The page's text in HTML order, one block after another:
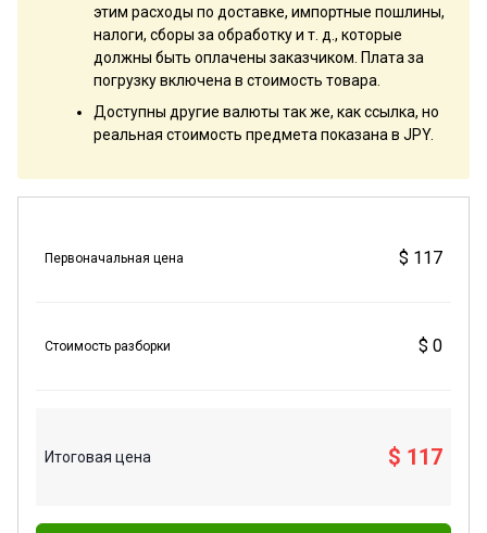
этим расходы по доставке, импортные пошлины,
налоги, сборы за обработку и т. д., которые
должны быть оплачены заказчиком. Плата за
погрузку включена в стоимость товара.
Доступны другие валюты так же, как ссылка, но
реальная стоимость предмета показана в JPY.
Первоначальная цена $ 117
Стоимость разборки $ 0
Итоговая цена $ 117